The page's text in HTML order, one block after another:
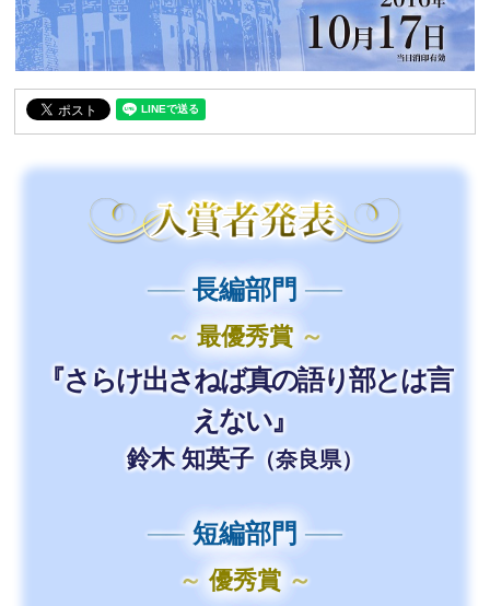
──長編部門 ──
～ 最優秀賞 ～
『さらけ出さねば真の語り部とは言
えない』
鈴木 知英子（奈良県）
──短編部門 ──
～ 優秀賞 ～